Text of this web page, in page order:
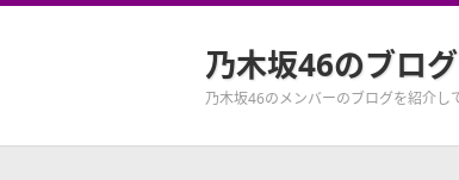
乃木坂46のブロ
乃木坂46のメンバーのブログを紹介し